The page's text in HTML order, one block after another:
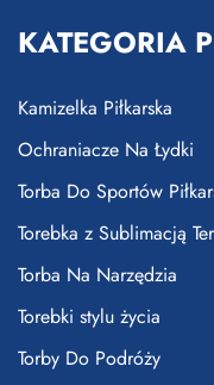
KATEGORIA
Kamizelka Piłkarska
Ochraniacze Na Łydki
Torba Do Sportów
Torebka z Sublimacją
Torba Na Narzędzia
Torebki stylu życia
Torby Do Podróży